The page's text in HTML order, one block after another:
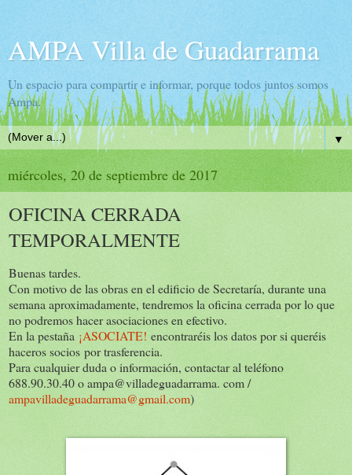
AMPA Villa de Guadarrama
Un espacio para compartir e informar, porque todos juntos somos
Ampa.
▼
miércoles, 20 de septiembre de 2017
OFICINA CERRADA
TEMPORALMENTE
Buenas tardes.
Con motivo de las obras en el edificio de Secretaría, durante una
semana aproximadamente, tendremos la oficina cerrada por lo que
no podremos hacer asociaciones en efectivo.
En la pestaña ¡ASOCIATE! encontraréis los datos por si queréis
haceros socios por trasferencia.
Para cualquier duda o información, contactar al teléfono
688.90.30.40 o ampa@villadeguadarrama. com /
ampavilladeguadarrama@gmail.com)